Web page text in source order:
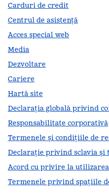
Carduri de credit
Centrul de asistență
Acces special web
Media
Dezvoltare
Cariere
Hartă site
Declarația globală privind
Responsabilitate corporativă
Termenele și condițiile de
Declarație privind sclavia și
Acord cu privire la
Termenele privind spațiile